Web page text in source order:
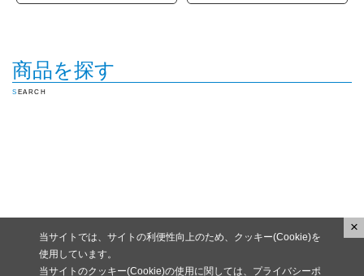
商品を探す
SEARCH
当サイトでは、サイトの利便性向上のため、クッキー(Cookie)を
使用しています。
当サイトのクッキー(Cookie)の使用に関しては、プライバシーポ
×